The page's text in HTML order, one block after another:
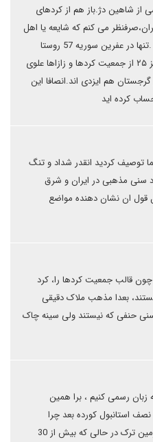
از شاهین دژ.باز هم از کردهای
می کنم که شایعه یا اهل
حق اند مانند ورامین و کلاردشت و ... .تنها در عفرین سوریه 57 روستا
ایزدی قبل حمله داعش بود.در ترکیه نیز ۲۵ از جمعیت کردها و زازاها علوی
هم ایزدی اند.انصافا این
توصیف کردید انقدر شداد و تنگ
سنی مذهبی در ایران و شرق
قول ان نشان دهنده مواضع
قالب جمعیت کردها را، کرد
بعدا مذهب ملاک دقیقی
حنفی که نیستند ولی سینه چاک
زبان رسمی کنیم ، برا همین
نصف استانبول کورده بعد چرا
میخوان به دنیا بگن آناتولی یعنی سرزمین ترک در حالی که بیش از 30